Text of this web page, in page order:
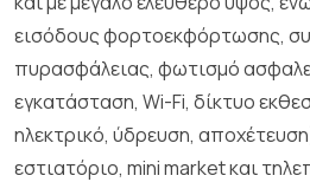
εισόδους φορτοεκφόρτωσης,
πυρασφάλειας, φωτισμό
εγκατάσταση, Wi-Fi, δίκτυο
ηλεκτρικό, ύδρευση,
εστιατόριο, mini market και